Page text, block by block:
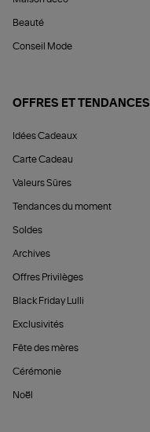
Beauté
Conseil Mode
OFFRES ET TENDANCES
Idées Cadeaux
Carte Cadeau
Valeurs Sûres
Tendances du moment
Soldes
Archives
Offres Privilèges
Black Friday Lulli
Exclusivités
Fête des mères
Cérémonie
Noël